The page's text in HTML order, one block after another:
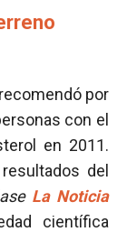
por
con el
en 2011.
del
La Noticia
científica